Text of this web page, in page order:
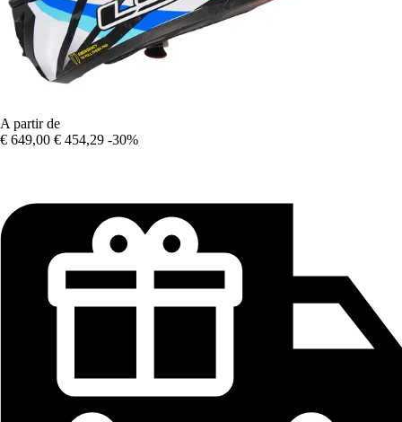
A partir de
€ 649,00 € 454,29 -30%